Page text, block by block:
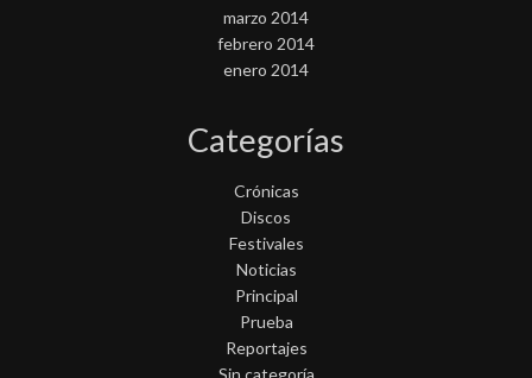
marzo 2014
febrero 2014
enero 2014
Categorías
Crónicas
Discos
Festivales
Noticias
Principal
Prueba
Reportajes
Sin categoría